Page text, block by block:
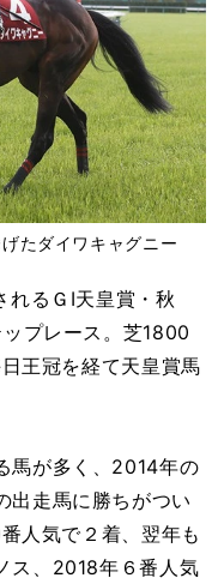
たダイワキャグニー
るＧⅠ天皇賞・秋
プレース。芝1800
王冠を経て天皇賞馬
馬が多く、2014年の
出走馬に勝ちがつい
人気で２着、翌年も
ス、2018年６番人気